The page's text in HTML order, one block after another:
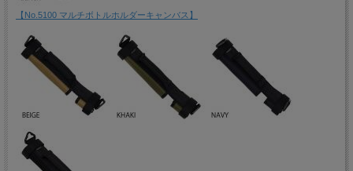
【No.5100 マルチボトルホルダーキャンバス】